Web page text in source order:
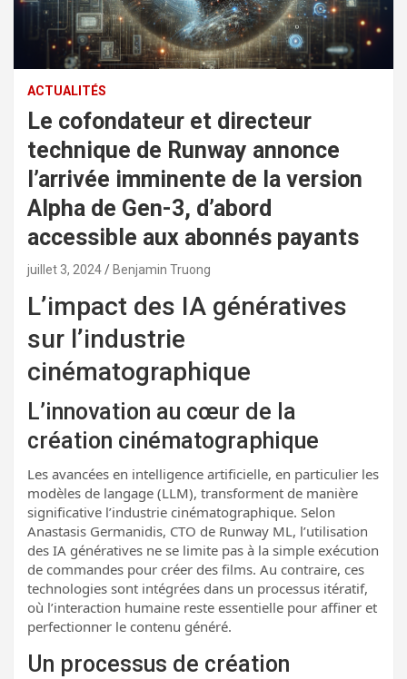
ACTUALITÉS
Le cofondateur et directeur
technique de Runway annonce
l’arrivée imminente de la version
Alpha de Gen-3, d’abord
accessible aux abonnés payants
juillet 3, 2024 Benjamin Truong
L’impact des IA génératives
sur l’industrie
cinématographique
L’innovation au cœur de la
création cinématographique
Les avancées en intelligence artificielle, en particulier les
modèles de langage (LLM), transforment de manière
significative l’industrie cinématographique. Selon
Anastasis Germanidis, CTO de Runway ML, l’utilisation
des IA génératives ne se limite pas à la simple exécution
de commandes pour créer des films. Au contraire, ces
technologies sont intégrées dans un processus itératif,
où l’interaction humaine reste essentielle pour affiner et
perfectionner le contenu généré.
Un processus de création